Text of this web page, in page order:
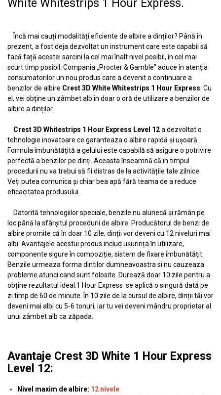
White Whitestrips 1 Hour Express.
Încă mai cauți modalități eficiente de albire a dinților? Până în
prezent, a fost deja dezvoltat un instrument care este capabil să
facă față acestei sarcini la cel mai înalt nivel posibil, în cel mai
scurt timp posibil. Compania „Procter & Gamble” aduce în atenția
consumatorilor un nou produs care a devenit o continuare a
benzilor de albire Crest 3D White Whitestrips 1 Hour Express . Cu
el, vei obține un zâmbet alb în doar o oră de utilizare a benzilor de
albire a dinților.
Crest 3D Whitestrips 1 Hour Express Level 12a dezvoltat o
tehnologie inovatoare ce garanteaza o albire rapidă și ușoară.
Formula îmbunătățită a gelului este capabilă să asigure o potrivire
perfectă a benzilor pe dinți. Aceasta înseamnă că în timpul
procedurii nu va trebui să fii distras de la activitățile tale zilnice.
Veți putea comunica și chiar bea apă fără teama de a reduce
eficacitatea produsului.
Datorită tehnologiilor speciale, benzile nu alunecă și rămân pe
loc până la sfârșitul procedurii de albire. Producătorul de benzi de
albire promite că în doar 10 zile, dinții vor deveni cu 12 niveluri mai
albi. Avantajele acestui produs includ ușurința în utilizare,
componente sigure în compoziție, sistem de fixare îmbunătățit.
Benzile urmeaza forma dintilor dumneavoastra si nu cauzeaza
probleme atunci cand sunt folosite. Durează doar 10 zile pentru a
obține rezultatul ideal.1 Hour Express se aplică o singură dată pe
zi timp de 60 de minute. În 10 zile de la cursul de albire, dinții tăi vor
deveni mai albi cu 5-6 tonuri, iar tu vei deveni mândru proprietar al
unui zâmbet alb ca zăpada.
Avantaje Crest 3D White 1 Hour Express
Level 12:
Nivel maxim de albire: 12 nivele